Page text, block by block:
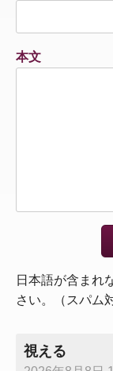
本文
日本語が含まれ
さい。（スパム
視える